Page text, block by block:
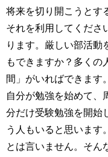
将来を切り開こうとす
それを利用してくださ
ります。厳しい部活動
もできますか？多くの
間」がいればできます。
自分が勉強を始めて、
分だけ受験勉強を開始
う人もいると思います
とは言いません。そん